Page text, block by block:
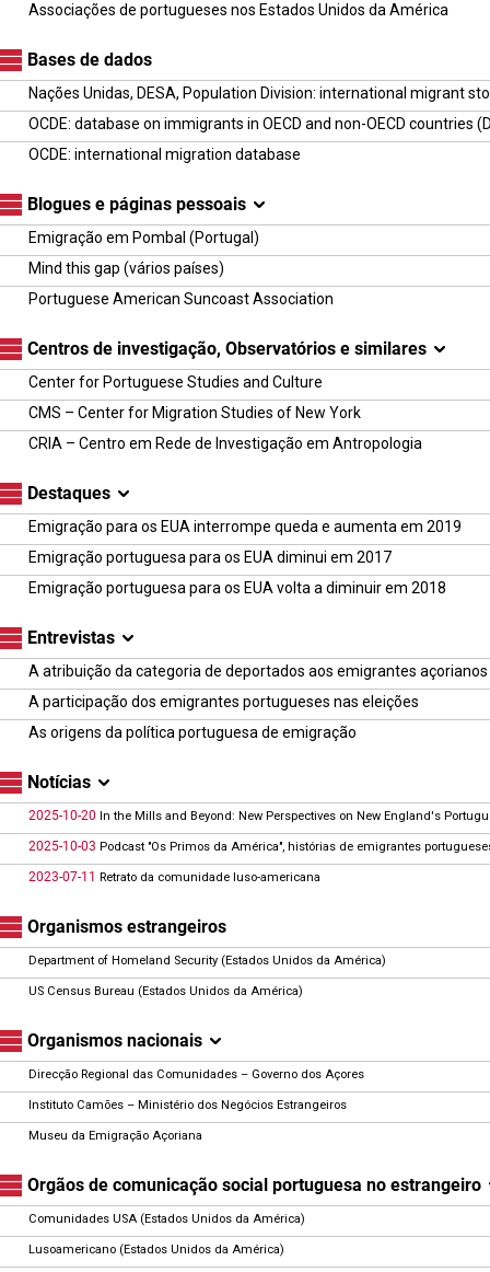
Associações de portugueses nos Estados Unidos da América
Bases de dados
Nações Unidas, DESA, Population Division: international migrant
OCDE: database on immigrants in OECD and non-OECD countries
OCDE: international migration database
Blogues e páginas pessoais
Emigração em Pombal (Portugal)
Mind this gap (vários países)
Portuguese American Suncoast Association
Centros de investigação, Observatórios e similares
Center for Portuguese Studies and Culture
CMS – Center for Migration Studies of New York
CRIA – Centro em Rede de Investigação em Antropologia
Destaques
Emigração para os EUA interrompe queda e aumenta em 2019
Emigração portuguesa para os EUA diminui em 2017
Emigração portuguesa para os EUA volta a diminuir em 2018
Entrevistas
A atribuição da categoria de deportados aos emigrantes açorianos
A participação dos emigrantes portugueses nas eleições
As origens da política portuguesa de emigração
Notícias
2025-10-20 In the Mills and Beyond: New Perspectives on New England's
2025-10-03 Podcast "Os Primos da América", histórias de emigrantes
2023-07-11 Retrato da comunidade luso-americana
Organismos estrangeiros
Department of Homeland Security (Estados Unidos da América)
US Census Bureau (Estados Unidos da América)
Organismos nacionais
Direcção Regional das Comunidades – Governo dos Açores
Instituto Camões – Ministério dos Negócios Estrangeiros
Museu da Emigração Açoriana
Orgãos de comunicação social portuguesa no estrangeiro
Comunidades USA (Estados Unidos da América)
Lusoamericano (Estados Unidos da América)